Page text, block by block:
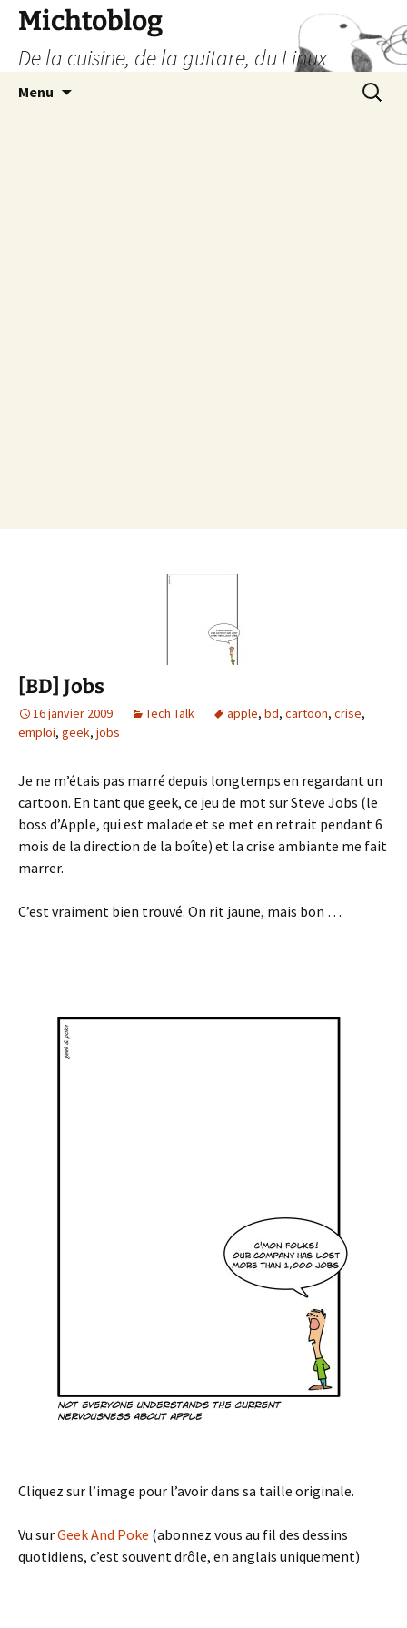
Aller
contenu
Michtoblog
De la cuisine, de la guitare, du Linux
Menu
[BD] Jobs
16 janvier 2009 Tech Talk apple, bd, cartoon, crise,
emploi, geek, jobs
Je ne m’étais pas marré depuis longtemps en regardant un
cartoon. En tant que geek, ce jeu de mot sur Steve Jobs (le
boss d’Apple, qui est malade et se met en retrait pendant 6
mois de la direction de la boîte) et la crise ambiante me fait
marrer.
C’est vraiment bien trouvé. On rit jaune, mais bon …
Cliquez sur l’image pour l’avoir dans sa taille originale.
Vu surGeek And Poke (abonnez vous au fil des dessins
quotidiens, c’est souvent drôle, en anglais uniquement)